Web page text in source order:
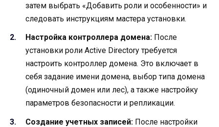
затем выбрать «Добавить роли и особенности» и
следовать инструкциям мастера установки.
Настройка контроллера домена: После
установки роли Active Directory требуется
настроить контроллер домена. Это включает в
себя задание имени домена, выбор типа домена
(одиночный домен или лес), а также настройку
параметров безопасности и репликации.
Создание учетных записей: После настройки